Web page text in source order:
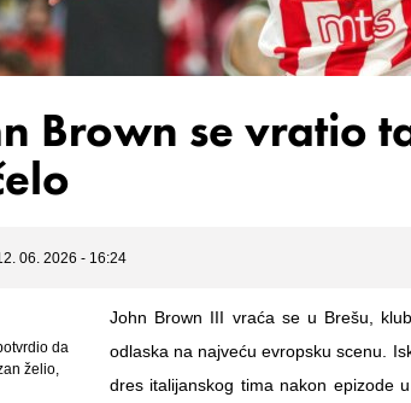
Brown se vratio
06. 2026 - 16:24
da
želio,
John Brown III vraća se u Brešu,
odlaska na najveću evropsku scenu.
dres italijanskog tima nakon epizode